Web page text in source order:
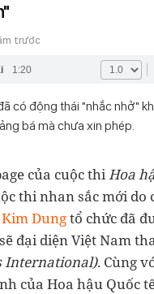
trước
1:20
có động thái "nhắc nhở"
bá mà chưa xin phép.
của cuộc thiHoa
thi nhan sắc mới do
Dungtổ chức đã
đại diện Việt Nam
International). Cùng
của Hoa hậu Quốc